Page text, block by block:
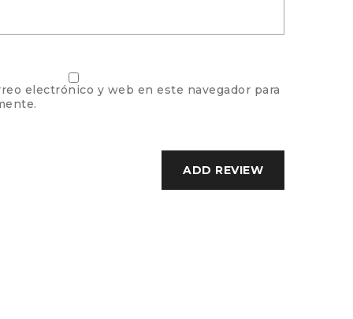
electrónico y web en este navegador para